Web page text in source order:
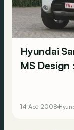
Hyundai
MS
14 Aoû 2008